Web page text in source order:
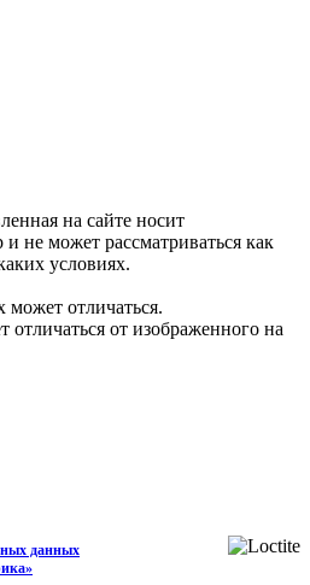
на сайте носит
не может рассматриваться как
условиях.
отличаться.
от изображенного на
данных